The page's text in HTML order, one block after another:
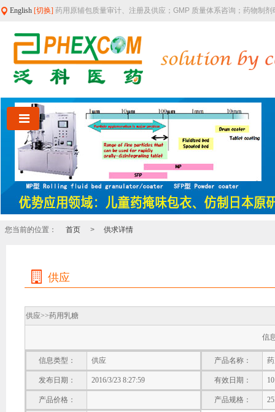
English [切换] 药用原辅包质量审计、注册及供应；GMP 质量体系咨询；药物制
您当前的位置： 首页 > 供求详情
供应
供应>>药用乳糖
信
信息类型： 供应 产品名称：
发布日期： 2016/3/23 8:27:59 有效日期：
产品价格： 产品规格：